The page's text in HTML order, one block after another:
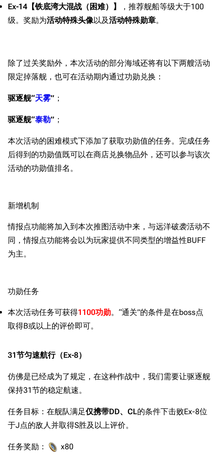
Ex-14【铁底湾大混战（困难）】
，推荐舰船等级大于100
级。奖励为活动特殊头像以及活动特殊勋章。
除了过关奖励外，本次活动的部分海域还将有以下两艘活动
限定掉落舰，也可在活动期内通过功勋兑换：
驱逐舰“天雾” ；
驱逐舰“泰勒” ；
本次活动的困难模式下添加了获取功勋值的任务。完成任务
后得到的功勋值既可以在商店兑换物品外，还可以参与该次
活动的功勋值排名。
新增机制
情报点功能将加入到本次推图活动中来，与远洋破袭活动不
同，情报点功能将会以为玩家提供不同类型的增益性BUFF
为主。
功勋任务
本次活动任务可获得1100功勋。“通关”的条件是在boss点
取得B或以上的评价即可。
31节匀速航行（Ex-8）
仿佛是已经成为了规定，在这种作战中，我们需要让驱逐舰
保持31节的稳定航速。
任务目标：在舰队满足仅携带DD、CL的条件下击败Ex-8位
于J点的敌人并取得S胜及以上评价。
任务奖励： x80